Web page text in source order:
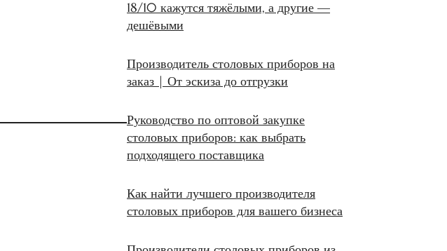
18/10 кажутся тяжёлыми, а другие —
дешёвыми
Производитель столовых приборов на
заказ | От эскиза до отгрузки
Руководство по оптовой закупке
столовых приборов: как выбрать
подходящего поставщика
Как найти лучшего производителя
столовых приборов для вашего бизнеса